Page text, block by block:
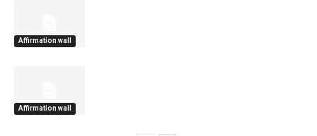
Affirmation wall
Affirmation wall